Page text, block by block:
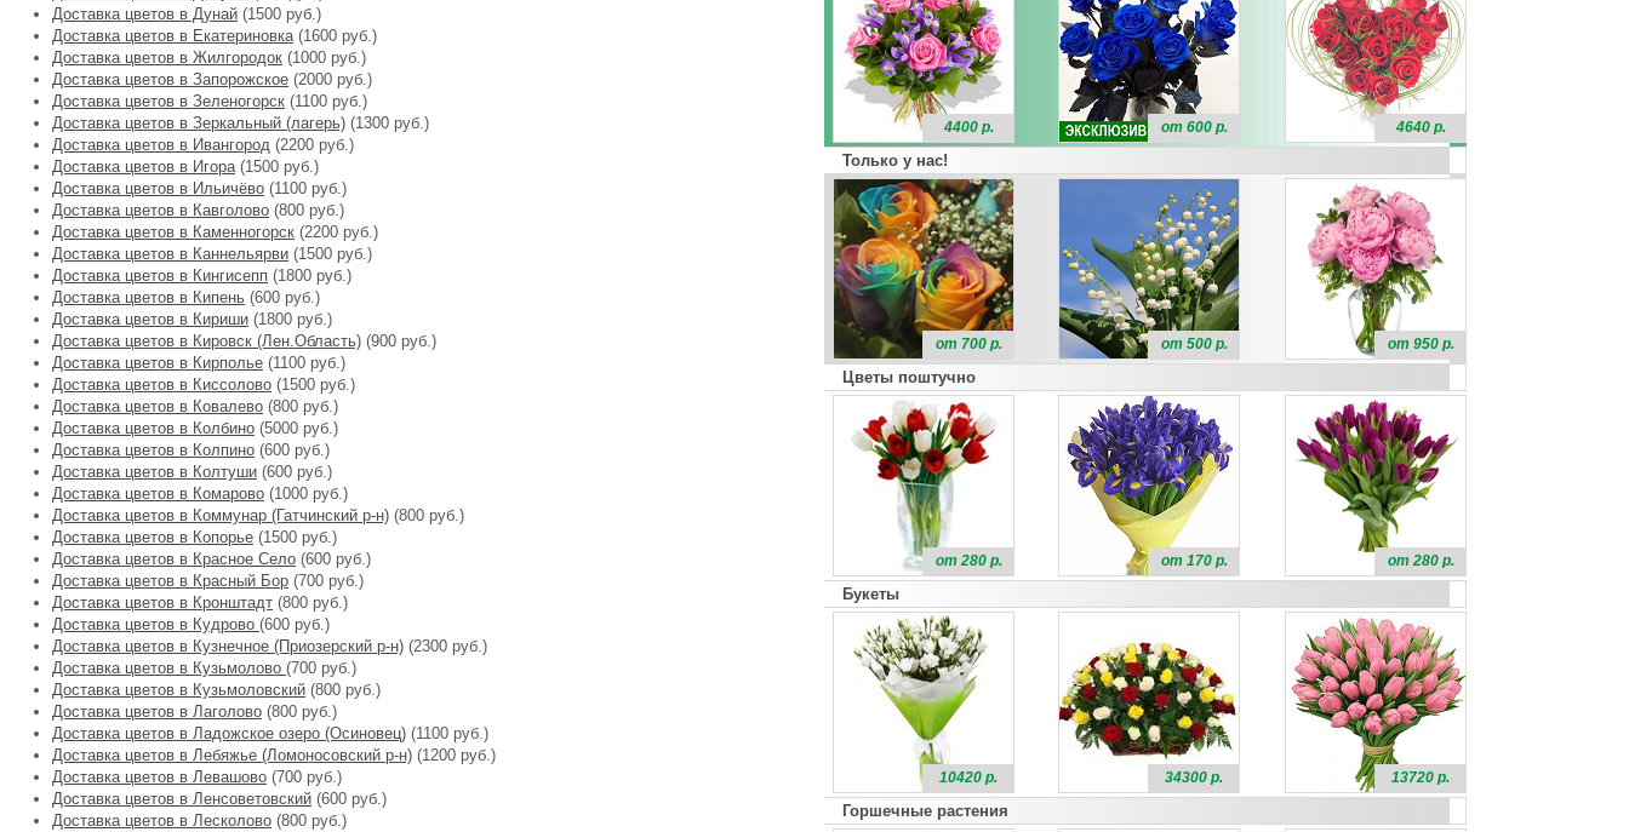
Доставка цветов в Дунай (1500 руб.)
Доставка цветов в Екатериновка(1600 руб.)
Доставка цветов в Жилгородок (1000 руб.)
Доставка цветов в Запорожское (2000 руб.)
Доставка цветов в Зеленогорск (1100 руб.)
Доставка цветов в Зеркальный (лагерь) (1300 руб.)
Доставка цветов в Ивангород (2200 руб.)
Доставка цветов в Игора(1500 руб.)
Доставка цветов в Ильичёво (1100 руб.)
Доставка цветов в Кавголово (800 руб.)
Доставка цветов в Каменногорск (2200 руб.)
Доставка цветов в Каннельярви (1500 руб.)
Доставка цветов в Кингисепп (1800 руб.)
Доставка цветов в Кипень (600 руб.)
Доставка цветов в Кириши (1800 руб.)
Доставка цветов в Кировск (Лен.Область) (900 руб.)
Доставка цветов в Кирполье (1100 руб.)
Доставка цветов в Киссолово (1500 руб.)
Доставка цветов в Ковалево (800 руб.)
Доставка цветов в Колбино (5000 руб.)
Доставка цветов в Колпино (600 руб.)
Доставка цветов в Колтуши (600 руб.)
Доставка цветов в Комарово (1000 руб.)
Доставка цветов в Коммунар (Гатчинский р-н) (800 руб.)
Доставка цветов в Копорье (1500 руб.)
Доставка цветов в Красное Село (600 руб.)
Доставка цветов в Красный Бор (700 руб.)
Доставка цветов в Кронштадт (800 руб.)
Доставка цветов в Кудрово (600 руб.)
Доставка цветов в Кузнечное (Приозерский р-н) (2300 руб.)
Доставка цветов в Кузьмолово (700 руб.)
Доставка цветов в Кузьмоловский (800 руб.)
Доставка цветов в Лаголово (800 руб.)
Доставка цветов в Ладожское озеро (Осиновец) (1100 руб.)
Доставка цветов в Лебяжье (Ломоносовский р-н) (1200 руб.)
Доставка цветов в Левашово (700 руб.)
Доставка цветов в Ленсоветовский (600 руб.)
Доставка цветов в Лесколово (800 руб.)
4400 р. от 600 р. 4640 р.
Только у нас!
от 700 р. от 500 р. от 950 р.
Цветы поштучно
от 280 р. от 170 р. от 280 р.
Букеты
10420 р. 34300 р. 13720 р.
Горшечные растения